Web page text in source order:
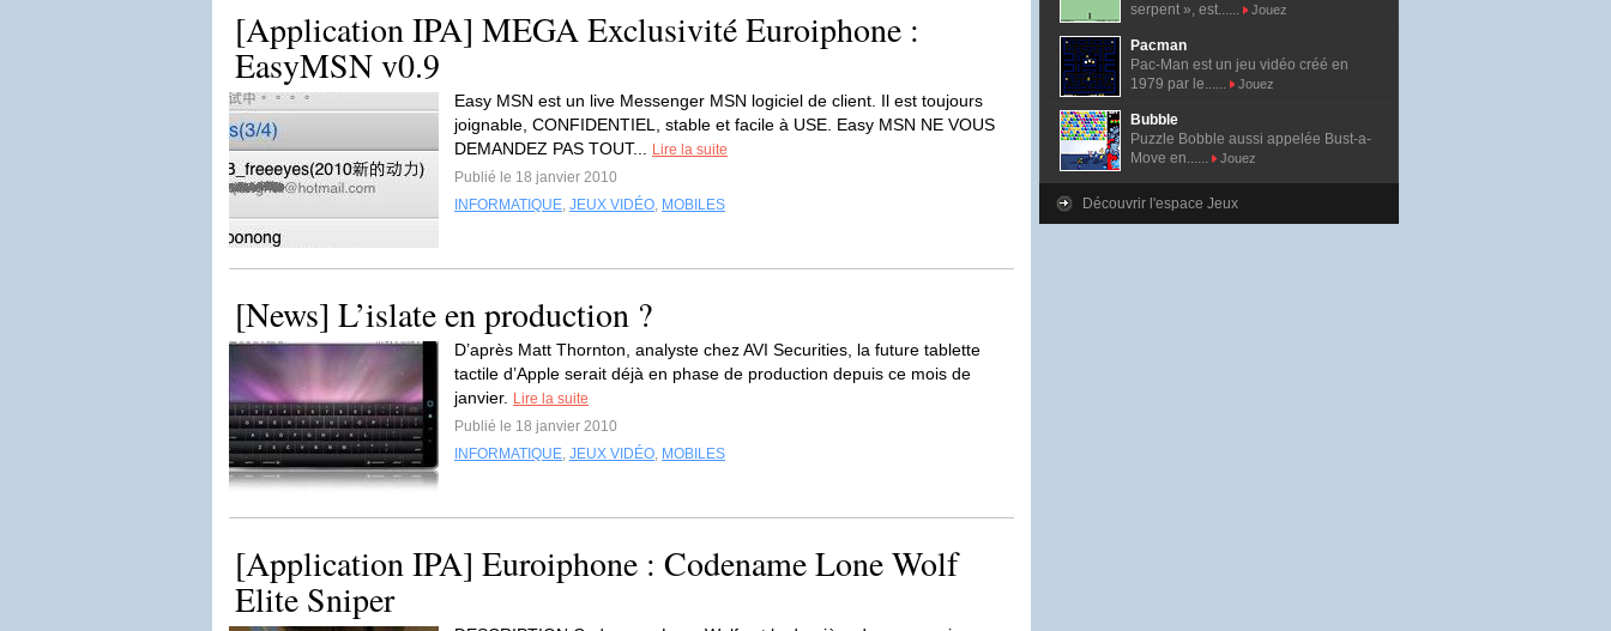
[Application IPA] MEGA Exclusivité Euroiphone :
EasyMSN v0.9
Easy MSN est un live Messenger MSN logiciel de client. Il est toujours
joignable, CONFIDENTIEL, stable et facile à USE. Easy MSN NE VOUS
DEMANDEZ PAS TOUT...
Lire la suite
Publié le 18 janvier 2010
INFORMATIQUE, JEUX VIDÉO, MOBILES
[News] L’islate en production ?
D’après Matt Thornton, analyste chez AVI Securities, la future tablette
tactile d’Apple serait déjà en phase de production depuis ce mois de
janvier.
Lire la suite
Publié le 18 janvier 2010
INFORMATIQUE, JEUX VIDÉO, MOBILES
[Application IPA] Euroiphone : Codename Lone Wolf
Elite Sniper
serpent », est......
Jouez
Pacman
Pac-Man est un jeu vidéo créé en
1979 par le......
Jouez
Bubble
Puzzle Bobble aussi appelée Bust-a-
Move en......
Jouez
Découvrir l'espace Jeux